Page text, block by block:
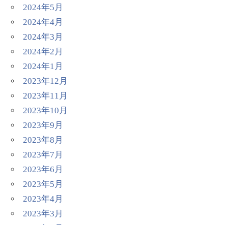
2024年5月
2024年4月
2024年3月
2024年2月
2024年1月
2023年12月
2023年11月
2023年10月
2023年9月
2023年8月
2023年7月
2023年6月
2023年5月
2023年4月
2023年3月